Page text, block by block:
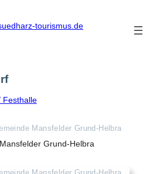
Festhalle
Mansfelder Grund-Helbra